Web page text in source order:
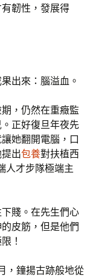
韌性，發展得
出來：腦溢血。
，仍然在重癥監
正好復旦年夜先
她翻開電腦，口
出包養對扶植西
人才步隊極端主
賤。在先生們心
皮筋，但是他們
！
，鐘揚古跡般地從